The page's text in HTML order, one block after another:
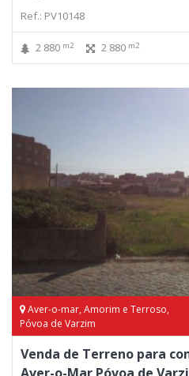
Ref.: PV10148
2 880 m2 2 880 m2
Aver-o-mar, Amorim e Terroso,
Póvoa de Varzim
Venda de Terreno para